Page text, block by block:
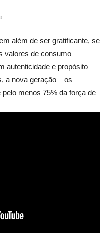
além de ser gratificante, se
valores de consumo
autenticidade e propósito
a nova geração – os
menos 75% da força de